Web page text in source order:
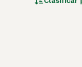
cada vez más